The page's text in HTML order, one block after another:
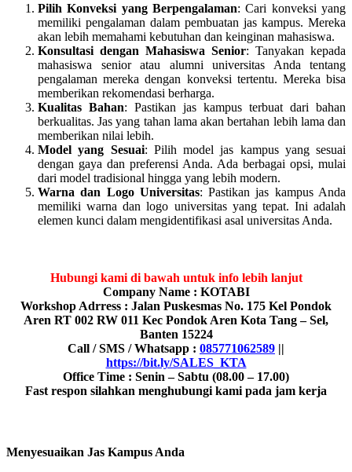
Pilih Konveksi yang Berpengalaman: Cari konveksi yang
memiliki pengalaman dalam pembuatan jas kampus. Mereka
akan lebih memahami kebutuhan dan keinginan mahasiswa.
Konsultasi dengan Mahasiswa Senior: Tanyakan kepada
mahasiswa senior atau alumni universitas Anda tentang
pengalaman mereka dengan konveksi tertentu. Mereka bisa
memberikan rekomendasi berharga.
Kualitas Bahan: Pastikan jas kampus terbuat dari bahan
berkualitas. Jas yang tahan lama akan bertahan lebih lama dan
memberikan nilai lebih.
Model yang Sesuai: Pilih model jas kampus yang sesuai
dengan gaya dan preferensi Anda. Ada berbagai opsi, mulai
dari model tradisional hingga yang lebih modern.
Warna dan Logo Universitas: Pastikan jas kampus Anda
memiliki warna dan logo universitas yang tepat. Ini adalah
elemen kunci dalam mengidentifikasi asal universitas Anda.
Hubungi kami di bawah untuk info lebih lanjut
Company Name : KOTABI
Workshop Adrress : Jalan Puskesmas No. 175 Kel Pondok
Aren RT 002 RW 011 Kec Pondok Aren Kota Tang – Sel,
Banten 15224
Call / SMS / Whatsapp : 085771062589 ||
https://bit.ly/SALES_KTA
Office Time : Senin – Sabtu (08.00 – 17.00)
Fast respon silahkan menghubungi kami pada jam kerja
Menyesuaikan Jas Kampus Anda